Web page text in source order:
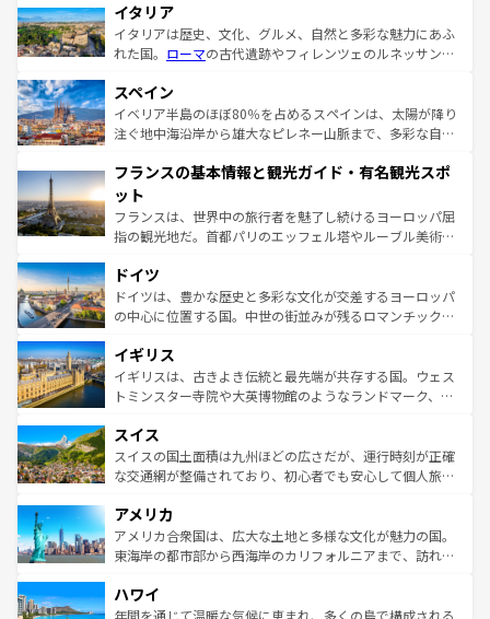
イタリア
イタリアは歴史、文化、グルメ、自然と多彩な魅力にあふ
れた国。 ローマの古代遺跡やフィレンツェのルネッサンス
ろん、トスカーナの美しい田園風景やアマルフィ海岸の絶
景など、自然景観も見逃せない。観光の合間には、本場の
ピザやパスタなど、絶品のイタリア料理を堪能することも
ませてくれるイタリアで、忘れられない旅をしてみよう！
なお、新着のイタリア情報は
しい。
スペイン
イベリア半島のほぼ80％を占めるスペインは、太陽が降り
注ぐ地中海沿岸から雄大なピレネー山脈まで、多彩な自然
文化が根付くこの国では、情熱的なフラメンコ、熱気あふ
れる闘牛、そして美味しいタパスが生活の一部となってい
る。首都マドリードの洗練された雰囲気や、バルセロナの
アートに溢れた街角から、地方では古代ローマ遺跡や中世
せる。地方によって風土や気候が異なるスペインはその個
性で訪れる人を魅了する。 なお、新着のスペイン情報は コ
ンテンツ一覧を参照してほしい。
フランスの基本情報と観光ガイド・有名観光スポ
ット
フランスは、世界中の旅行者を魅了し続けるヨーロッパ屈
指の観光地だ。首都パリのエッフェル塔やルーブル美術館
で、幅広い魅力が詰まっている。華麗な宮殿、歴史的な大
聖堂、美しいビーチ、そして豊かな自然が、訪れる者を心
から魅了する。また、フランスは美食の国としても知ら
いる。シャンパンの発祥地であるランス、プロヴァンスの
香り高いラベンダー畑など、多彩な楽しみ方が可能だ。さ
らに、パリ以外の地域にも魅力が溢れており、どの街角に
れる地方に足を運ぶとそれぞれで全く異なる文化を体験で
きるだろう。 なお、新着のフランス情報はコンテンツ一覧
を参照してほしい。
ドイツ
ドイツは、豊かな歴史と多彩な文化が交差するヨーロッパ
の中心に位置する国。中世の街並みが残るロマンチック街
顔を持つこの国は、どこを歩いても飽きることがない。ベ
ルリンの文化的活気、バイエルン州のアルプスの絶景、そ
してライン川沿いのワイン畑といった風景は必見。ビール
は、お酒好きな人にはぜひ体験してほしい。 なお、新着の
ドイツ情報はコンテンツ一覧を参照してほしい。
イギリス
イギリスは、古きよき伝統と最先端が共存する国。ウェス
トミンスター寺院や大英博物館のようなランドマーク、歴
リアごとに異なる魅力がある。また、優雅なアフタヌーン
ティー、ビール好きにはたまらない英国パブ、サッカー観
戦など、本場だからこそできる体験も豊富。イギリスを旅
ンツ一覧を参照してほしい。
スイス
スイスの国土面積は九州ほどの広さだが、運行時刻が正確
な交通網が整備されており、初心者でも安心して個人旅行
の建物がそのまま残る町や、スイスならではのユニークな
博物館もあり、アルプス観光だけでなく町歩きも満喫する
ことができる。国民の所得が高いため物価も高いが、旅行
ば市内交通費無料で観光を楽しむこともできる。 なお、新
着のスイス情報はコンテンツ一覧 を参照してほしい。
アメリカ
アメリカ合衆国は、広大な土地と多様な文化が魅力の国。
東海岸の都市部から西海岸のカリフォルニアまで、訪れる
のような巨大都市は、観光、ショッピング、エンターテイ
ンメントが詰まった刺激的なスポットだ。一方、アメリカ
ハワイ
年間を通じて温暖な気候に恵まれ、多くの島で構成される